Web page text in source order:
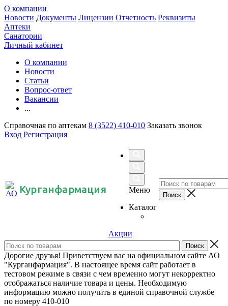
О компании
Новости Документы Лицензии Отчетность Реквизиты
Аптеки
Санатории
Личный кабинет
О компании
Новости
Статьи
Вопрос-ответ
Вакансии
...
Справочная по аптекам 8 (3522) 410-010 Заказать звонок
Вход Регистрация
Курганфармация
Меню
Каталог
Акции
Дорогие друзья! Приветствуем вас на официальном сайте АО
"Курганфармация". В настоящее время сайт работает в
тестовом режиме в связи с чем временно могут некорректно
отображаться наличие товара и цены. Необходимую
информацию можно получить в единой справочной службе
по номеру 410-010